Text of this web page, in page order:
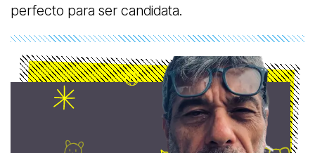
perfecto para ser candidata.